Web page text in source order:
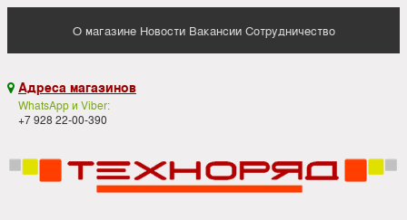
О магазине Новости Вакансии Сотрудничество
 Адреса магазинов
WhatsApp и Viber:
+7 928 22-00-390